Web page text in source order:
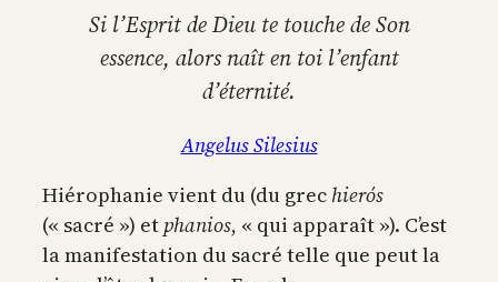
Si l’Esprit de Dieu te touche de Son
essence, alors naît en toi l’enfant
d’éternité.
Angelus Silesius
Hiérophanie vient du (du grec hierós
(« sacré ») et phanios, « qui apparaît »). C’est
la manifestation du sacré telle que peut la